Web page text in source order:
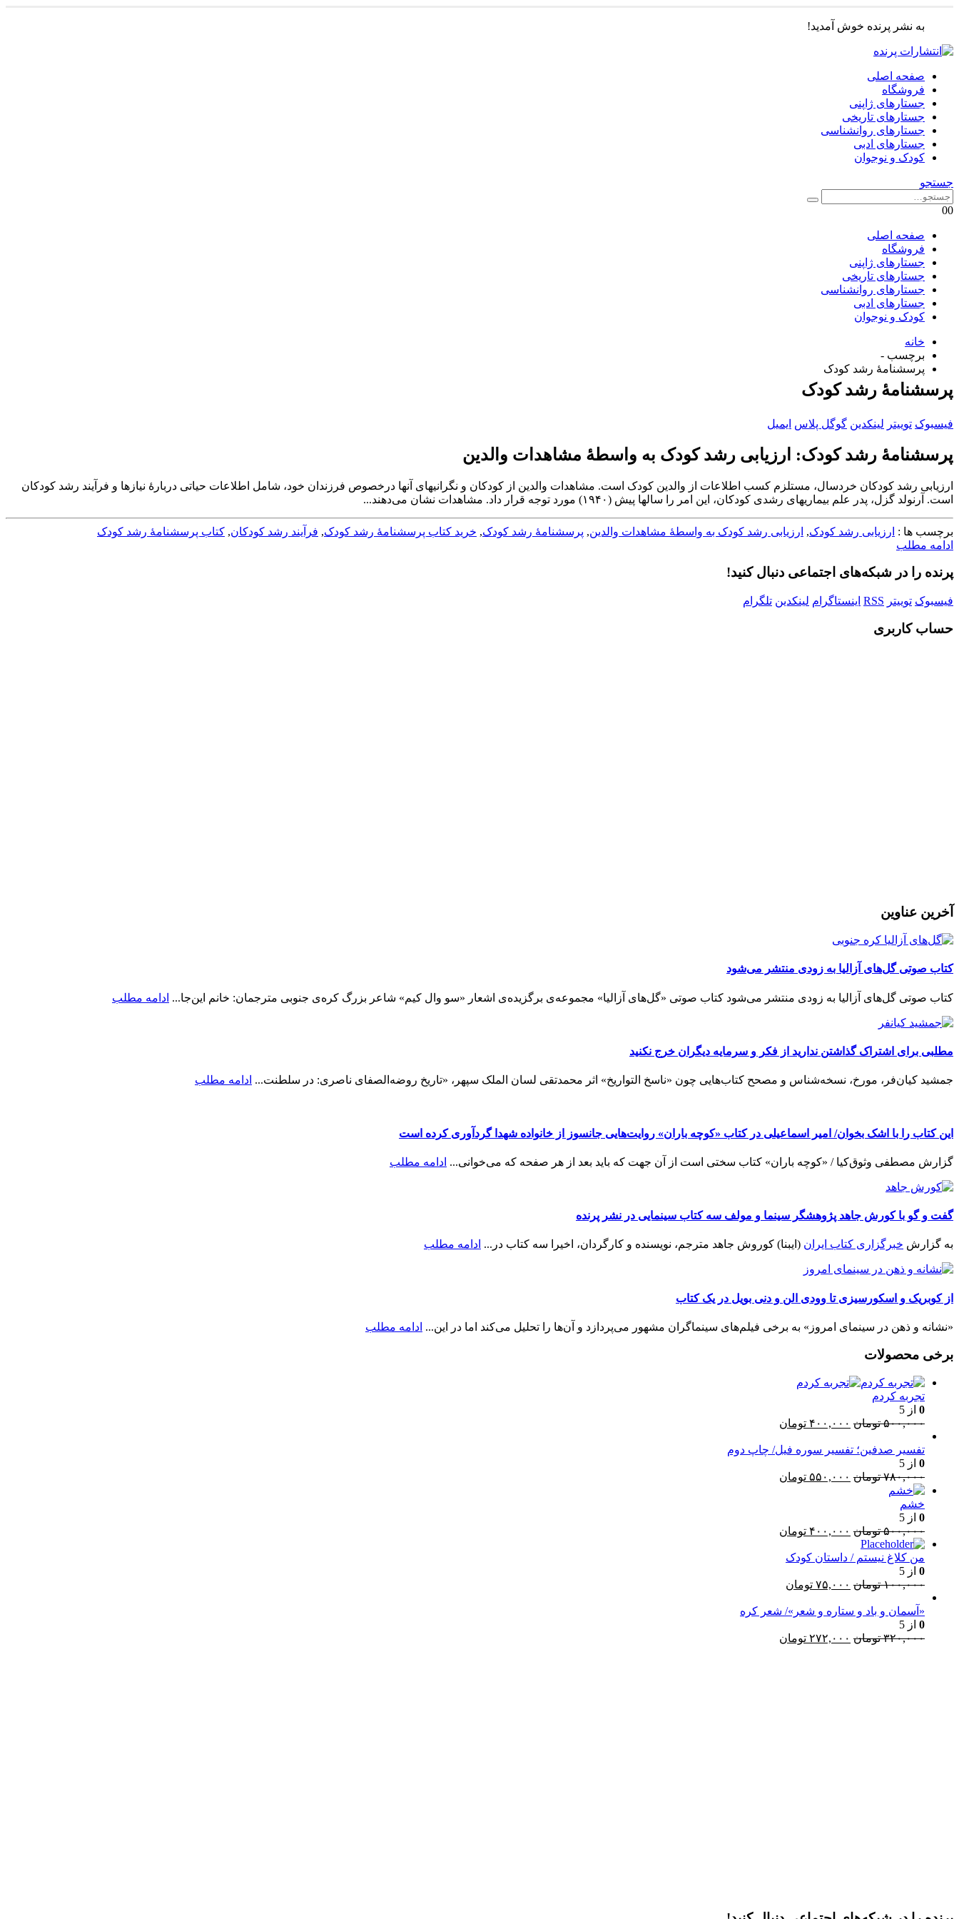
به نشر پرنده خوش آمدید!
صفحه اصلی
فروشگاه
جستارهای ژاپنی
جستارهای تاریخی
جستارهای روانشناسی
جستارهای ادبی
کودک و نوجوان
جستجو
00
صفحه اصلی
فروشگاه
جستارهای ژاپنی
جستارهای تاریخی
جستارهای روانشناسی
جستارهای ادبی
کودک و نوجوان
خانه
برچسب -
پرسشنامۀ رشد کودک
پرسشنامۀ رشد کودک
فیسبوک توییتر لینکدین گوگل پلاس ایمیل
پرسشنامۀ رشد کودک: ارزیابی رشد کودک به واسطۀ مشاهدات والدین
ارزیابی رشد کودکان خردسال، مستلزم کسب اطلاعات از والدین کودک است. مشاهدات والدین از کودکان و نگرانی‎های آن‎ها درخصوص فرزندان خود، شامل اطلاعات حیاتی دربارۀ نیازها و فرآیند رشد کودکان
است. آرنولد گزل، پدر علم بیماری‎های رشدی کودکان، این امر را سال‏ها پیش (۱۹۴۰) مورد توجه قرار داد. مشاهدات نشان ‎می‌دهند...
برچسب ها : ارزیابی رشد کودک, ارزیابی رشد کودک به واسطۀ مشاهدات والدین, پرسشنامۀ رشد کودک, خرید کتاب پرسشنامۀ رشد کودک, فرآیند رشد کودکان, کتاب پرسشنامۀ رشد کودک
ادامه مطلب
پرنده را در شبکه‌های اجتماعی دنبال کنید!
فیسبوک توییتر RSS اینستاگرام لینکدین تلگرام
حساب کاربری
آخرین عناوین
کتاب صوتی گل‌های آزالیا به زودی منتشر می‌شود
کتاب صوتی گل‌های آزالیا به زودی منتشر می‌شود کتاب صوتی «گل‌های آزالیا» مجموعه‌ی برگزیده‌ی اشعار «سو وال کیم» شاعر بزرگ کره‌ی جنوبی مترجمان: خانم این‌جا... ادامه مطلب
مطلبی برای اشتراک گذاشتن ندارید از فکر و سرمایه دیگران خرج نکنید
جمشید کیان‌فر، مورخ، نسخه‌شناس و مصحح کتاب‌هایی چون «ناسخ التواریخ» اثر محمدتقی لسان الملک سپهر، «تاریخ روضه‌الصفای ناصری: در سلطنت... ادامه مطلب
این کتاب را با اشک بخوان/ امیر اسماعیلی در کتاب «کوچه باران» روایت‌هایی جانسوز از خانواده شهدا گردآوری کرده است
گزارش مصطفی وثوق‌کیا / «کوچه باران» کتاب سختی است از آن جهت که باید بعد از هر صفحه که می‌خوانی... ادامه مطلب
گفت و گو با کورش جاهد پژوهشگر سینما و مولف سه کتاب سینمایی در نشر پرنده
به گزارش خبرگزاری کتاب ایران (ایبنا) کوروش جاهد مترجم، نویسنده و کارگردان، اخیرا سه کتاب در... ادامه مطلب
از کوبریک و اسکورسیزی تا وودی الن و دنی بویل در یک کتاب
«نشانه و ذهن در سینمای امروز» به برخی فیلم‌های سینماگران مشهور می‌پردازد و آن‌ها را تحلیل می‌کند اما در این... ادامه مطلب
برخی محصولات
تجربه کردم
0 از 5
۵۰۰,۰۰۰ تومان قیمت
۵۰۰,۰۰۰ تومان
۴۰۰,۰۰۰ تومان
۴۰۰,۰۰۰ تومان.
تفسیر صدفین؛ تفسیر سوره فیل/ چاپ دوم
0 از 5
۷۸۰,۰۰۰ تومان قیمت
۵۵۰,۰۰۰ تومان
خشم
0 از 5
۵۰۰,۰۰۰ تومان قیمت
۵۰۰,۰۰۰ تومان
۴۰۰,۰۰۰ تومان
من کلاغ نیستم / داستان کودک
0 از 5
۱۰۰,۰۰۰ تومان قیمت
۱۰۰,۰۰۰ تومان
۷۵,۰۰۰ تومان
۷۵,۰۰۰ تومان.
«آسمان و باد و ستاره و شعر»/ شعر کره
0 از 5
۳۲۰,۰۰۰ تومان قیمت
۲۷۲,۰۰۰ تومان